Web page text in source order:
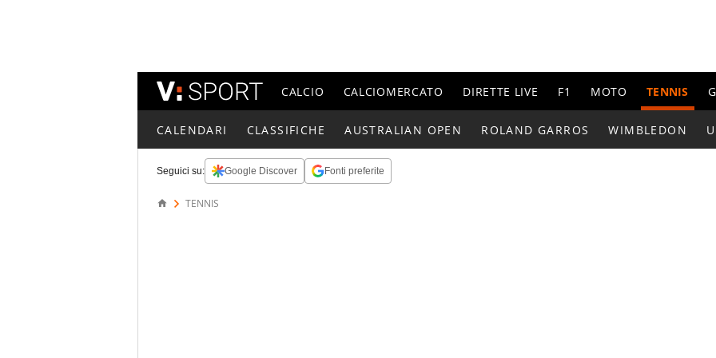
CALCIO CALCIOMERCATO DIRETTE LIVE F1 MOTO TENNIS
CALENDARI CLASSIFICHE AUSTRALIAN OPEN ROLAND GARROS WIMBLEDON
Seguici su: Google Discover Fonti preferite
TENNIS